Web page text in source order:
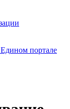
портале